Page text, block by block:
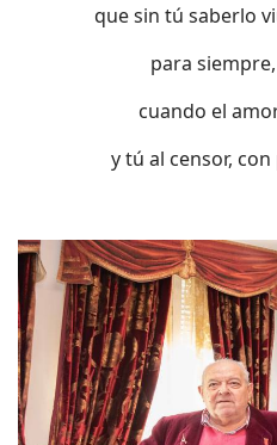
que sin tú saberlo
para
cuando el
y tú al censor,